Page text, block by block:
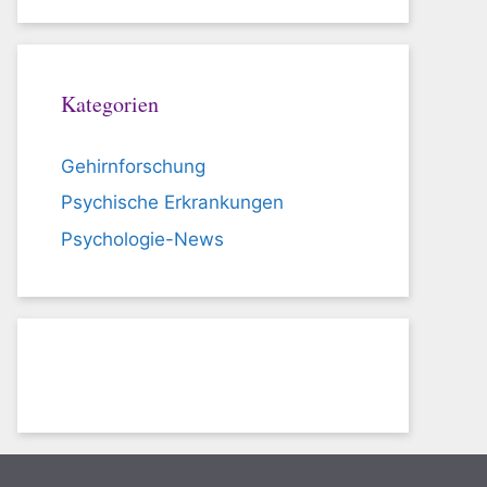
Kategorien
Gehirnforschung
Psychische Erkrankungen
Psychologie-News